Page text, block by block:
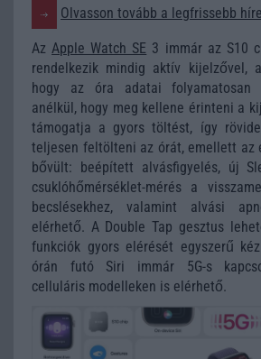
Olvasson tovább a legfrissebb
Az Apple Watch SE 3 immár az S10
rendelkezik mindig aktív kijelzővel,
hogy az óra adatai folyamatosan
anélkül, hogy meg kellene érinteni a
támogatja a gyors töltést, így
teljesen feltölteni az órát, emellett az
bővült: beépített alvásfigyelés, új
csuklóhőmérséklet-mérés a
becslésekhez, valamint alvási
elérhető. A Double Tap gesztus
funkciók gyors elérését egyszerű
órán futó Siri immár 5G-s
celluláris modelleken is elérhető.